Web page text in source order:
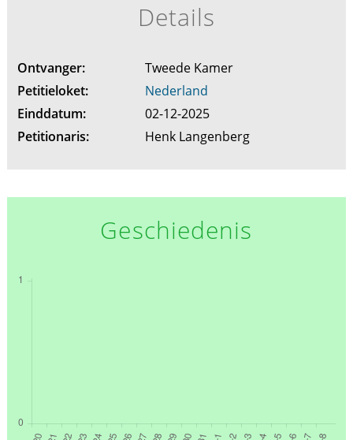
Details
Ontvanger:
Tweede Kamer
Petitieloket:
Nederland
Einddatum:
02-12-2025
Petitionaris:
Henk Langenberg
Geschiedenis